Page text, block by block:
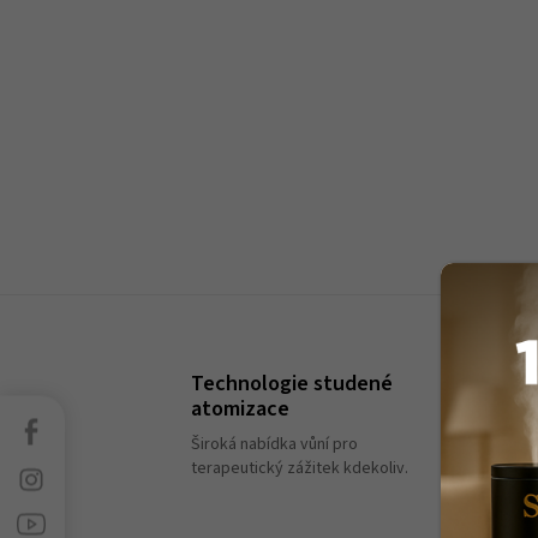
Technologie studené
atomizace
Široká nabídka vůní pro
terapeutický zážitek kdekoliv.